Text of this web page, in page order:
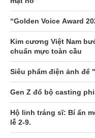
“Golden Voice Award
Kim cương Việt Nam
chuẩn mực toàn cầu
Siêu phẩm điện ảnh để
Gen Z đổ bộ casting
Hộ linh tráng sĩ: Bí ẩn
lễ 2-9.